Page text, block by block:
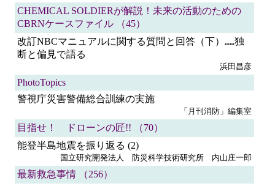
CHEMICAL SOLDIERが解説！未来の活動のための
CBRNケースファイル （45）
改訂NBCマニュアルに関する質問と回答（下） ……独
断と偏見で語る
浜田昌彦
PhotoTopics
警視庁災害警備総合訓練の実施
「月刊消防」編集室
目指せ！ ドローンの匠!! （70）
能登半島地震を振り返る (2)
国立研究開発法人 防災科学技術研究所 内山庄一郎
最新救急事情 （256）